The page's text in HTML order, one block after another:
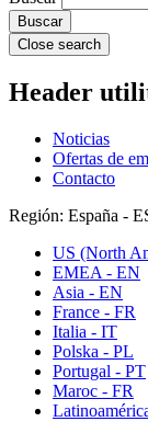
Close search
Header
Noticias
Ofertas de
Contacto
Región: España -
US (North
EMEA - EN
Asia - EN
France - FR
Italia - IT
Polska - PL
Portugal - PT
Maroc - FR